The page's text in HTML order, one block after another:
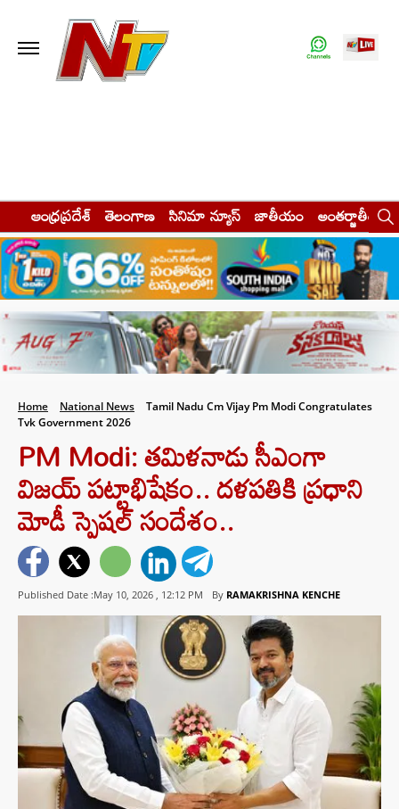
ఆంధ్రప్రదేశ్ తెలంగాణ సినిమా న్యూస్ జాతీయం అంతర్జాతీయం
Home National News
Tamil Nadu Cm Vijay Pm Modi Congratulates
Tvk Government 2026
PM Modi: తమిళనాడు సీఎంగా
విజయ్ పట్టాభిషేకం.. దళపతికి ప్రధాని
మోడీ స్పెషల్ సందేశం..
Published Date :May 10, 2026 , 12:12 PM By RAMAKRISHNA KENCHE